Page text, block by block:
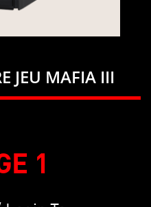
JEU MAFIA III
1